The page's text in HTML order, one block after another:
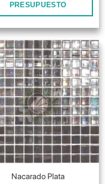
PRESUPUESTO
Nacarado Plata